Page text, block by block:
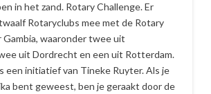
in het zand. Rotary Challenge. Er
Rotaryclubs mee met de Rotary
Gambia, waaronder twee uit
uit Dordrecht en een uit Rotterdam.
een initiatief van Tineke Ruyter. Als je
bent geweest, ben je geraakt door de